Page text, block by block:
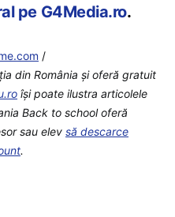
pe G4Media.ro.
/
din România şi oferă gratuit
îşi poate ilustra articolele
Back to school oferă
sau elev să descarce
.